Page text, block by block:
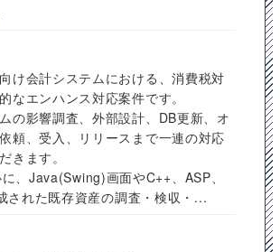
け会計システムにおける、消費税対
なエンハンス対応案件です。
の影響調査、外部設計、DB更新、オ
頼、受入、リリースまで一連の対応
きます。
、Java(Swing)画面やC++、ASP、
された既存資産の調査・検収・...